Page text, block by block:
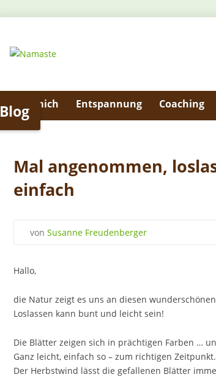
Über mich Entspannung Coaching
Blog
Mal angenommen,
einfach
von Susanne Freudenberger
Hallo,
die Natur zeigt es uns an diesen
Loslassen kann bunt und leicht sein!
Die Blätter zeigen sich in prächtigen Farben …
Ganz leicht, einfach so – zum richtigen Zeitpunkt.
Der Herbstwind lässt die gefallenen Blätter